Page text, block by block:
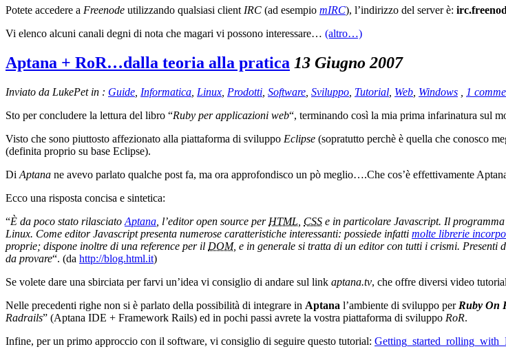
Potete accedere a Freenode utilizzando qualsiasi client IRC (ad esempio mIRC), l’indirizzo del server è:
Vi elenco alcuni canali degni di nota che magari vi possono interessare… (altro…)
Aptana + RoR…dalla teoria alla pratica 13 Giugno 2007
Inviato da LukePet in : Guide Informatica Linux Prodotti Software Sviluppo Tutorial Web Windows
1
Sto per concludere la lettura del libro “Ruby per applicazioni web“, terminando così la mia prima infarinatura sul
Visto che sono piuttosto affezionato alla piattaforma di sviluppo Eclipse (sopratutto perchè è quella che conosco
(definita proprio su base Eclipse).
Di Aptana ne avevo parlato qualche post fa, ma ora approfondisco un pò meglio….Che cos’è effettivamente
Ecco una risposta concisa e sintetica:
“È da poco stato rilasciato Aptana , l’editor open source per HTML CSS e in particolare Javascript. Il
Linux. Come editor Javascript presenta numerose caratteristiche interessanti: possiede infatti molte librerie
proprie; dispone inoltre di una reference per il DOM, e in generale si tratta di un editor con tutti i crismi. Presenti
da provare“. (da http://blog.html.it)
Se volete dare una sbirciata per farvi un’idea vi consiglio di andare sul link aptana.tv, che offre diversi video
Nelle precedenti righe non si è parlato della possibilità di integrare in Aptana l’ambiente di sviluppo per Ruby On
Radrails” (Aptana IDE + Framework Rails) ed in pochi passi avrete la vostra piattaforma di sviluppo RoR.
Infine, per un primo approccio con il software, vi consiglio di seguire questo tutorial: